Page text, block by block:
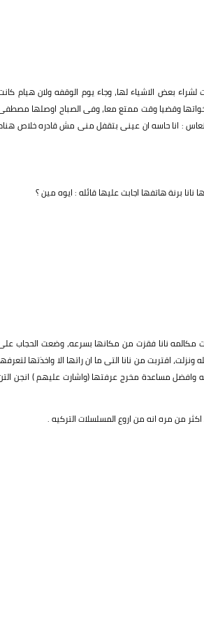
لشراء بعض الاشياء لها، وجاء يوم الوقفه ولان هيام
وقضيا وقت ممتع معا، وفى الصباح اوصلها
ونعاس : انا حاسه ان عينى بتقفل منى مش قادره خلاص
برنة هاتفها اجابت عليها قائله : ايوه مين ؟
مكالمه نانا فقزت من مكانها بسرعه، وضعت الحجاب
اقتربت من نانا التى ما ان راتها الا واخذتها
وافضل مساعدة مخرج عرفتها (واشارت عليهم ) انجن
من مره انه من اروع المسلسلات التركيه .